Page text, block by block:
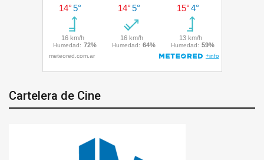
Cartelera de Cine